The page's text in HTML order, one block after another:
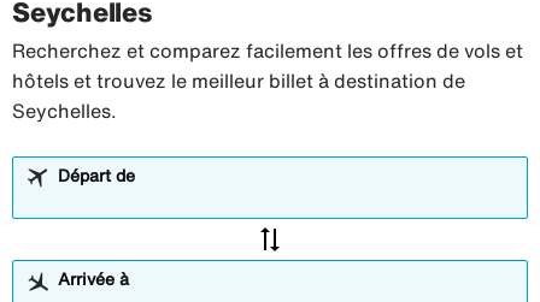
Seychelles
Recherchez et comparez facilement les offres de vols et
hôtels et trouvez le meilleur billet à destination de
Seychelles.
Départ de
sync_alt
Arrivée à